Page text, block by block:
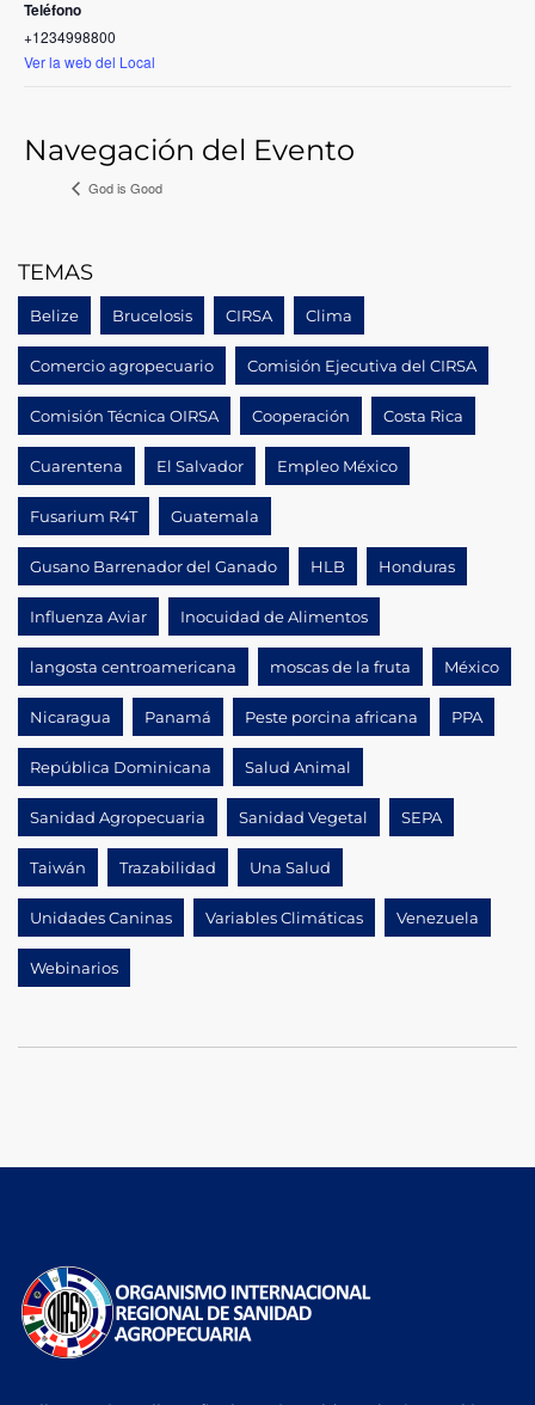
Teléfono
+1234998800
Ver la web del Local
Navegación del Evento
God is Good
TEMAS
Belize Brucelosis CIRSA Clima
Comercio agropecuario Comisión Ejecutiva del CIRSA
Comisión Técnica OIRSA Cooperación Costa Rica
Cuarentena El Salvador Empleo México
Fusarium R4T Guatemala
Gusano Barrenador del Ganado HLB Honduras
Influenza Aviar Inocuidad de Alimentos
langosta centroamericana moscas de la fruta México
Nicaragua Panamá Peste porcina africana PPA
República Dominicana Salud Animal
Sanidad Agropecuaria Sanidad Vegetal SEPA
Taiwán Trazabilidad Una Salud
Unidades Caninas Variables Climáticas Venezuela
Webinarios